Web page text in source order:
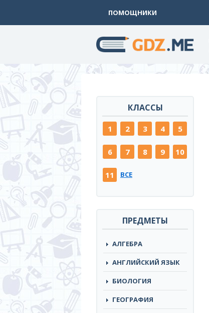
ПОМОЩНИКИ
КЛАССЫ
1 2 3 4 5
6 7 8 9 10
11 ВСЕ
ПРЕДМЕТЫ
АЛГЕБРА
АНГЛИЙСКИЙ ЯЗЫК
БИОЛОГИЯ
ГЕОГРАФИЯ